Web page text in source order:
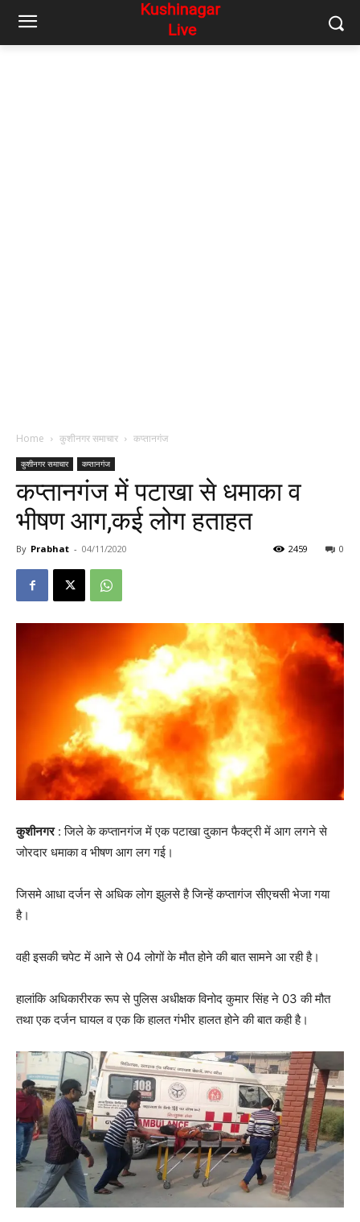
Home कुशीनगर समाचार कप्तानगंज
कुशीनगर समाचार कप्तानगंज
कप्तानगंज में पटाखा से धमाका व
भीषण आग,कई लोग हताहत
By Prabhat - 04/11/2020 0
2459
कुशीनगर: जिले के कप्तानगंज में एक पटाखा दुकान फैक्ट्री में आग लगने से
जोरदार धमाका व भीषण आग लग गई।
जिसमे आधा दर्जन से अधिक लोग झुलसे है जिन्हें कप्तागंज सीएचसी भेजा गया
है।
वही इसकी चपेट में आने से 04 लोगों के मौत होने की बात सामने आ रही है।
हालांकि अधिकारीरक रूप से पुलिस अधीक्षक विनोद कुमार सिंह ने 03 की मौत
तथा एक दर्जन घायल व एक कि हालत गंभीर हालत होने की बात कही है।